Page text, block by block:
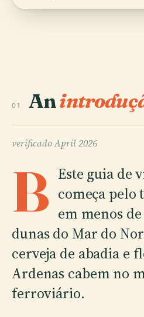
01 An
verificadoApril 2026
B Este guia de
começa pelo
em menos
dunas do Mar do
cerveja de abadia e
Ardenas cabem no
ferroviário.